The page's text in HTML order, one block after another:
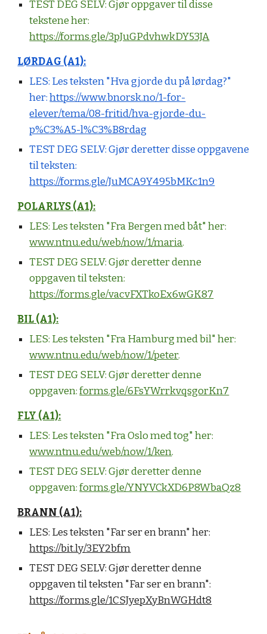
TEST DEG SELV:Gjør oppgaver til disse
tekstene her:
https://forms.gle/3pJuGPdvhwkDY53JA
LØRDAG (A1):
LES: Les teksten "Hva gjorde du på lørdag?"
her:https://www.bnorsk.no/1-for-
elever/tema/08-fritid/hva-gjorde-du-
p%C3%A5-l%C3%B8rdag
TEST DEG SELV:Gjør deretter disse oppgavene
til teksten:
https://forms.gle/JuMCA9Y495bMKc1n9
POLARLYS (A1):
LES: Les teksten "Fra Bergen med båt" her:
www.ntnu.edu/web/now/1/maria.
TEST DEG SELV:Gjør deretter denne
oppgaven til teksten:
https://forms.gle/vacvFXTkoEx6wGK87
BIL (A1):
LES: Les teksten "Fra Hamburg med bil" her:
www.ntnu.edu/web/now/1/peter.
TEST DEG SELV:Gjør deretter denne
oppgaven:forms.gle/6FsYWrrkvqsgorKn7
FLY (A1):
LES: Les teksten "Fra Oslo med tog" her:
www.ntnu.edu/web/now/1/ken.
TEST DEG SELV: Gjør deretter denne
oppgaven:forms.gle/YNYVCkXD6P8WbaQz8
BRANN (A1):
LES: Les teksten "Far ser en brann" her:
https://bit.ly/3EY2bfm
TEST DEG SELV: Gjør deretter denne
oppgaven til teksten "Far ser en brann":
https://forms.gle/1CSJyepXyBnWGHdt8